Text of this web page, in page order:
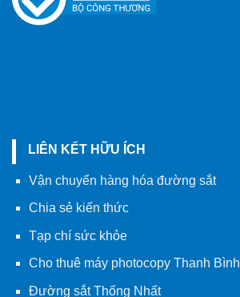
LIÊN KẾT HỮU ÍCH
Vận chuyển hàng hóa đường sắt
Chia sẻ kiến thức
Tạp chí sức khỏe
Cho thuê máy photocopy Thanh Bình
Đường sắt Thống Nhất